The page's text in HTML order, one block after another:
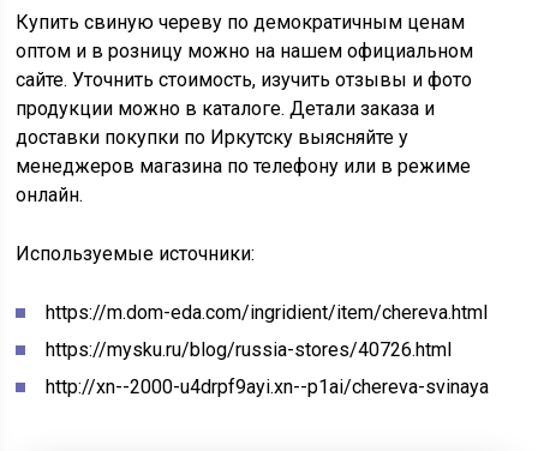
Купить свиную череву по демократичным ценам
оптом и в розницу можно на нашем официальном
сайте. Уточнить стоимость, изучить отзывы и фото
продукции можно в каталоге. Детали заказа и
доставки покупки по Иркутску выясняйте у
менеджеров магазина по телефону или в режиме
онлайн.
Используемые источники:
https://m.dom-eda.com/ingridient/item/chereva.html
https://mysku.ru/blog/russia-stores/40726.html
http://xn--2000-u4drpf9ayi.xn--p1ai/chereva-svinaya